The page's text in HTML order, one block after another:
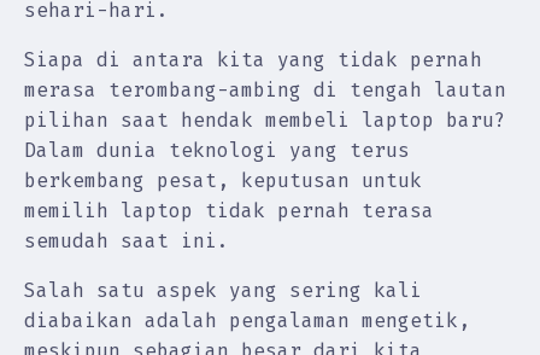
sehari-hari.
Siapa di antara kita yang tidak pernah
merasa terombang-ambing di tengah lautan
pilihan saat hendak membeli laptop baru?
Dalam dunia teknologi yang terus
berkembang pesat, keputusan untuk
memilih laptop tidak pernah terasa
semudah saat ini.
Salah satu aspek yang sering kali
diabaikan adalah pengalaman mengetik,